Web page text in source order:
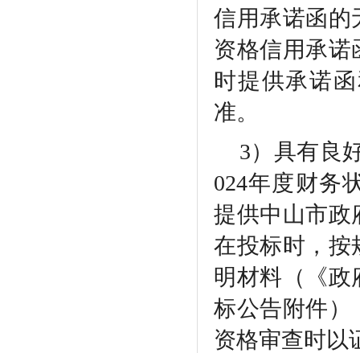
信用承诺函的
资格信用承
时提供承诺
准。
3）具有良
024年度财务
提供中山市政
在投标时，按
明材料（《政
标公告附件）
资格审查时以